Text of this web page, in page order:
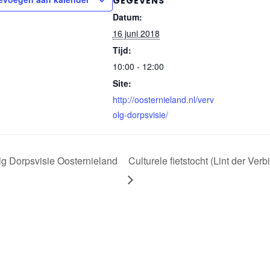
Datum:
16 juni 2018
Tijd:
10:00 - 12:00
Site:
http://oosternieland.nl/verv
olg-dorpsvisie/
Dorpsvisie Oosternieland Culturele fietstocht (Lint der